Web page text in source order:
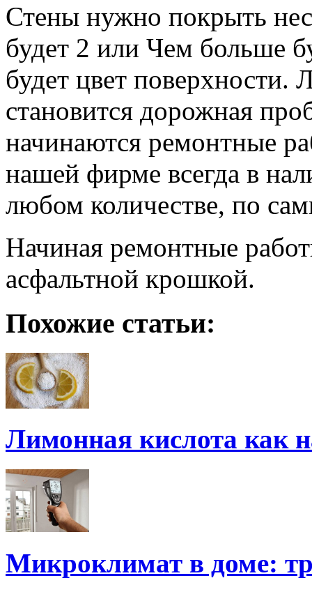
Стены нужно покрыть
будет 2 или Чем больше
будет цвет поверхности.
становится дорожная
начинаются ремонтные
нашей фирме всегда в
любом количестве, по
Начиная ремонтные
асфальтной крошкой.
Похожие статьи:
Лимонная кислота как
Микроклимат в доме: